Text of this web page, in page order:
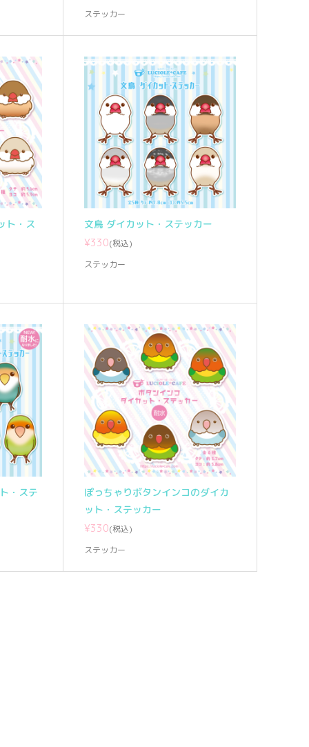
ステッカー
ト・ス
文鳥 ダイカット・ステッカー
¥330(税込)
ステッカー
・ステ
ぽっちゃりボタンインコのダイカ
ット・ステッカー
¥330(税込)
ステッカー